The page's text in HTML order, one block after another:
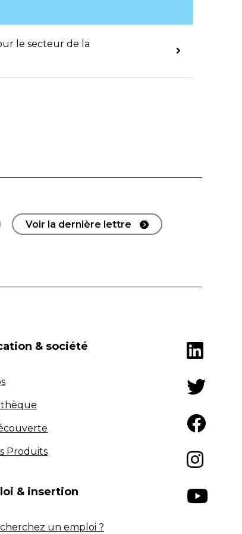
le secteur de la
Voir la dernière lettre
& société
Produits
& insertion
un emploi ?